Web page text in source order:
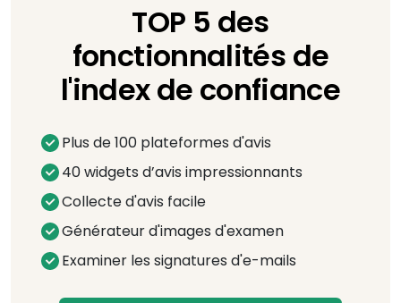
TOP 5 des
fonctionnalités de
l'index de confiance
Plus de 100 plateformes d'avis
40 widgets d’avis impressionnants
Collecte d'avis facile
Générateur d'images d'examen
Examiner les signatures d'e-mails